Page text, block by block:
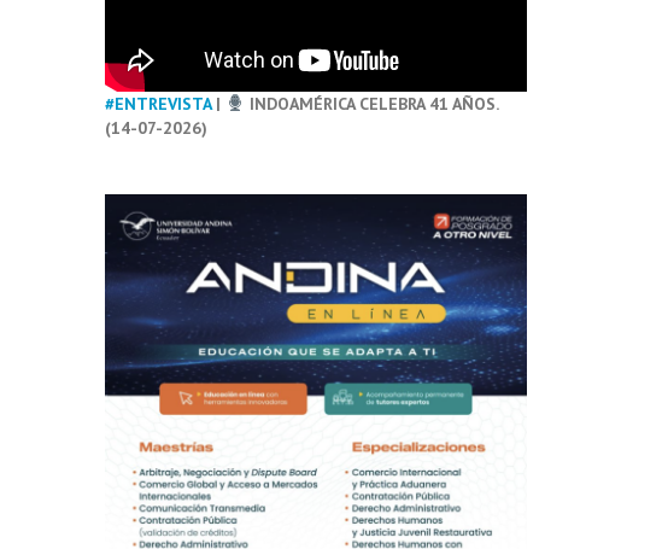
#ENTREVISTA|
INDOAMÉRICA CELEBRA 41 AÑOS.
(14-07-2026)